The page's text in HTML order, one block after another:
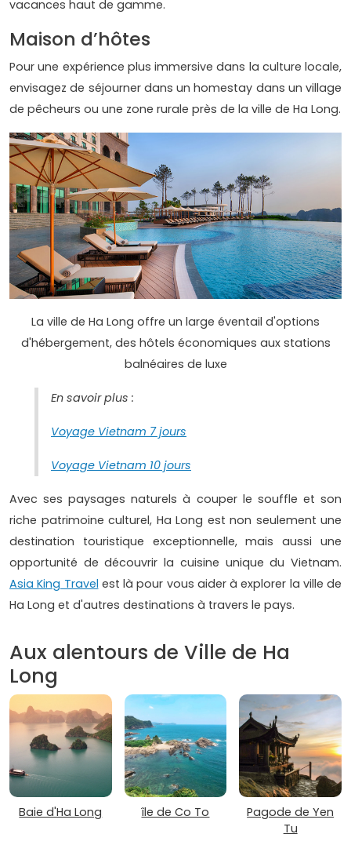
vacances haut de gamme.
Maison d’hôtes
Pour une expérience plus immersive dans la culture locale,
envisagez de séjourner dans un homestay dans un village
de pêcheurs ou une zone rurale près de la ville de Ha Long.
La ville de Ha Long offre un large éventail d'options
d'hébergement, des hôtels économiques aux stations
balnéaires de luxe
En savoir plus :
Voyage Vietnam 7 jours
Voyage Vietnam 10 jours
Avec ses paysages naturels à couper le souffle et son
riche patrimoine culturel, Ha Long est non seulement une
destination touristique exceptionnelle, mais aussi une
opportunité de découvrir la cuisine unique du Vietnam.
Asia King Travel est là pour vous aider à explorer la ville de
Ha Long et d'autres destinations à travers le pays.
Aux alentours de Ville de Ha
Long
Baie d'Ha Long île de Co To
Pagode de Yen
Tu